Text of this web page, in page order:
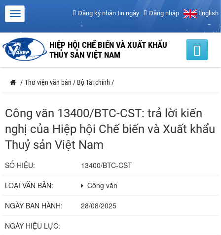
Đăng ký nhận tin ngày Đăng nhập English
HIỆP HỘI CHẾ BIẾN VÀ XUẤT KHẨU
THỦY SẢN VIỆT NAM
/ Thư viện văn bản / Bộ Tài chính /
Công văn 13400/BTC-CST: trả lời kiến
nghị của Hiệp hội Chế biến và Xuất khẩu
Thuỷ sản Việt Nam
SỐ HIỆU: 13400/BTC-CST
LOẠI VĂN BẢN: Công văn
NGÀY BAN HÀNH: 28/08/2025
NGÀY HIỆU LỰC: